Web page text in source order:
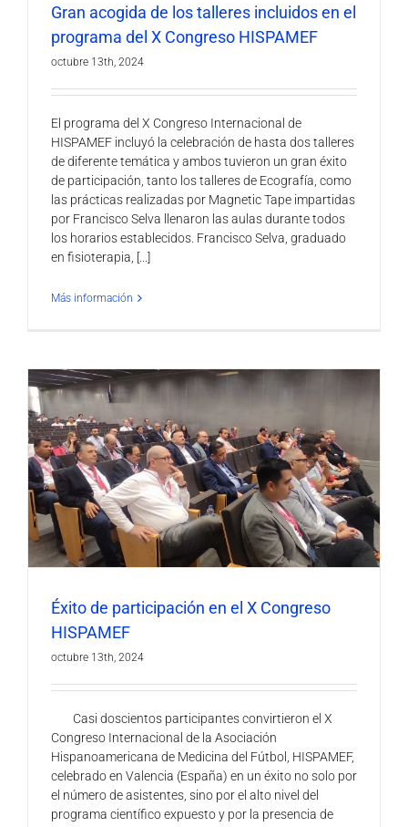
Gran acogida de los talleres incluidos en el
programa del X Congreso HISPAMEF
octubre 13th, 2024
El programa del X Congreso Internacional de
HISPAMEF incluyó la celebración de hasta dos talleres
de diferente temática y ambos tuvieron un gran éxito
de participación, tanto los talleres de Ecografía, como
las prácticas realizadas por Magnetic Tape impartidas
por Francisco Selva llenaron las aulas durante todos
los horarios establecidos. Francisco Selva, graduado
en fisioterapia, [...]
Más información
Éxito de participación en el X Congreso
HISPAMEF
octubre 13th, 2024
Casi doscientos participantes convirtieron el X
Congreso Internacional de la Asociación
Hispanoamericana de Medicina del Fútbol, HISPAMEF,
celebrado en Valencia (España) en un éxito no solo por
el número de asistentes, sino por el alto nivel del
programa científico expuesto y por la presencia de